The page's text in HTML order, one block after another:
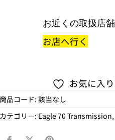
お近くの取扱店
お店へ行く
お気に入
商品コード:該当なし
カテゴリー: Eagle 70 Transmission,